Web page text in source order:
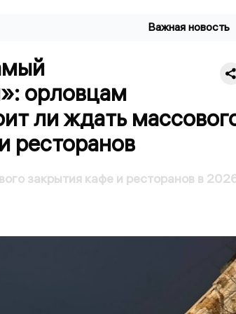
Важная новость
орловцам
ли ждать
ресторанов
закрытия кафе и ресторанов в